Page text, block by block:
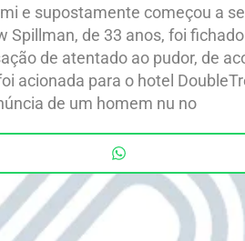
e supostamente começou a
de 33 anos, foi
de atentado ao pudor, de
acionada para o hotel
de um homem nu no